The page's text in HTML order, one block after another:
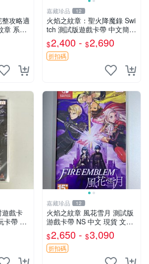
攻略適
章 系譜
嘉藏珍品 12
火焰之紋章：聖火降魔錄 Swi
tch 測試版遊戲卡帶 中文簡體
繁體現貨 火焰之紋章 engage
國行外版中文 Switch 測試版
卡帶 現貨 火焰
$2,400 - $2,690
折扣碼
遊戲卡
卡帶 游
嘉藏珍品 12
火焰之紋章 風花雪月 測試版
游戲卡帶 NS 中文 現貨 文字
對照 火紋 港版
$2,650 - $3,090
折扣碼